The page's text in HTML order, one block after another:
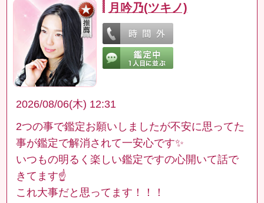
月吟乃(ツキノ)
2026/08/06(木) 12:31
2つの事で鑑定お願いしましたが不安に思ってた
事が鑑定で解消されて一安心です✨
いつもの明るく楽しい鑑定ですの心開いて話で
きてます☝️
これ大事だと思ってます！！！